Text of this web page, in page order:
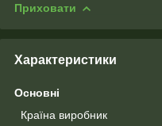
Приховати
Характеристики
Основні
Країна виробник